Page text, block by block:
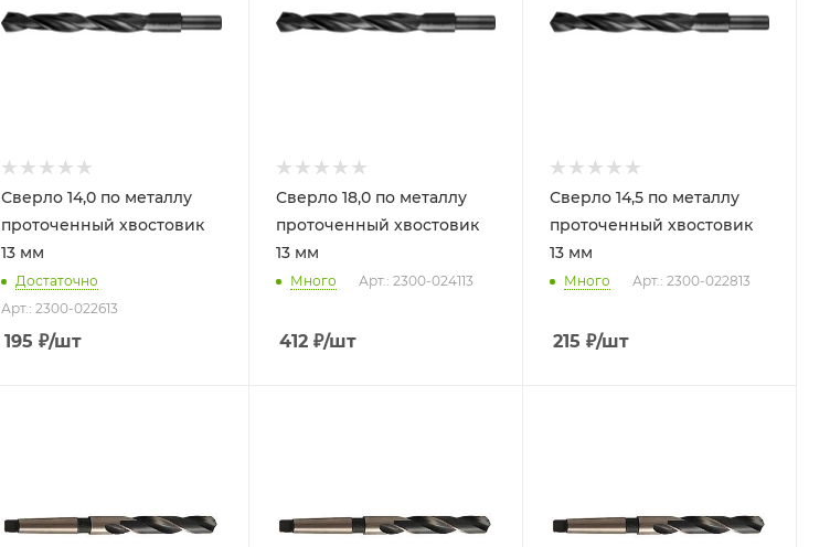
Сверло 14,0 по металлу
проточенный хвостовик
13 мм
Достаточно
Арт.: 2300-022613
195 ₽/шт
Сверло 18,0 по металлу
проточенный хвостовик
13 мм
Много Арт.: 2300-024113
412₽/шт
Сверло 14,5 по металлу
проточенный хвостовик
13 мм
Много Арт.: 2300-022813
215 ₽/шт